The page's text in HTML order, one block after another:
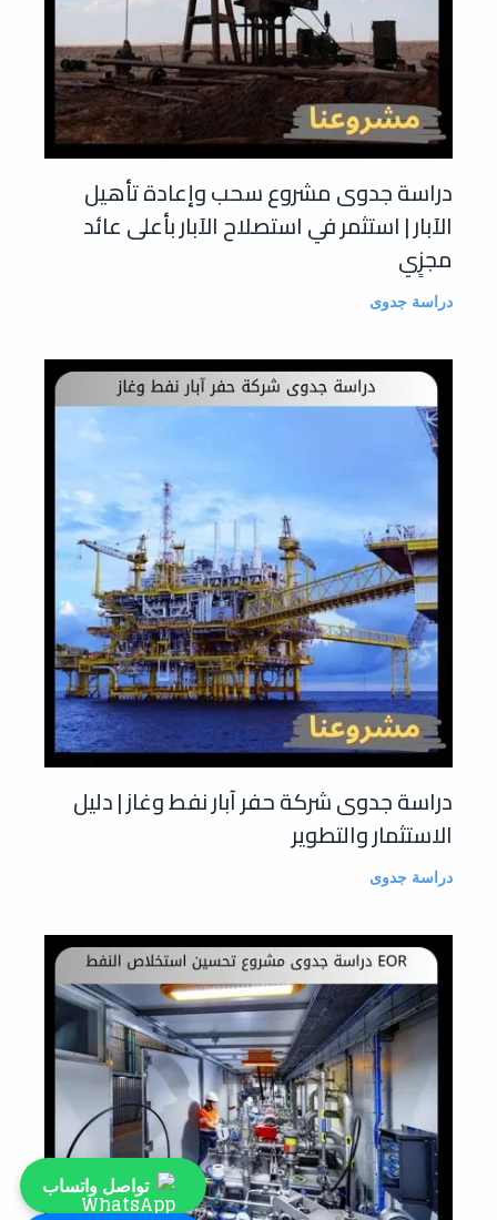
دراسة جدوى مشروع سحب وإعادة تأهيل
الآبار | استثمر في استصلاح الآبار بأعلى عائد
مجزٍي
دراسة جدوى
دراسة جدوى شركة حفر آبار نفط وغاز | دليل
الاستثمار والتطوير
دراسة جدوى
تواصل واتساب